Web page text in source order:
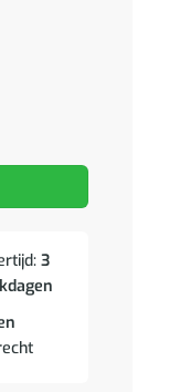
x 46 cm aantal
3